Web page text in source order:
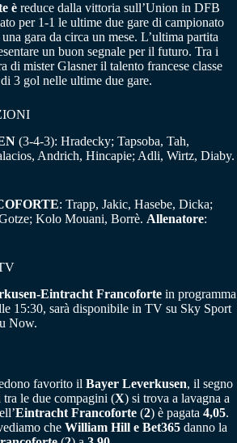
è reduce dalla vittoria sull’Union in DFB
per 1-1 le ultime due gare di campionato
gara da circa un mese. L’ultima partita
un buon segnale per il futuro. Tra i
di mister Glasner il talento francese classe
3 gol nelle ultime due gare.
(3-4-3): Hradecky; Tapsoba, Tah,
Andrich, Hincapie; Adli, Wirtz, Diaby.
: Trapp, Jakic, Hasebe, Dicka;
Kolo Mouani, Borrè. Allenatore:
Eintracht Francoforte in programma
15:30, sarà disponibile in TV su Sky Sport
Now.
favorito il Bayer Leverkusen, il segno
tra le due compagini (X) si trova a lavagna a
Eintracht Francoforte (2) è pagata 4,05.
che William Hill e Bet365 danno la